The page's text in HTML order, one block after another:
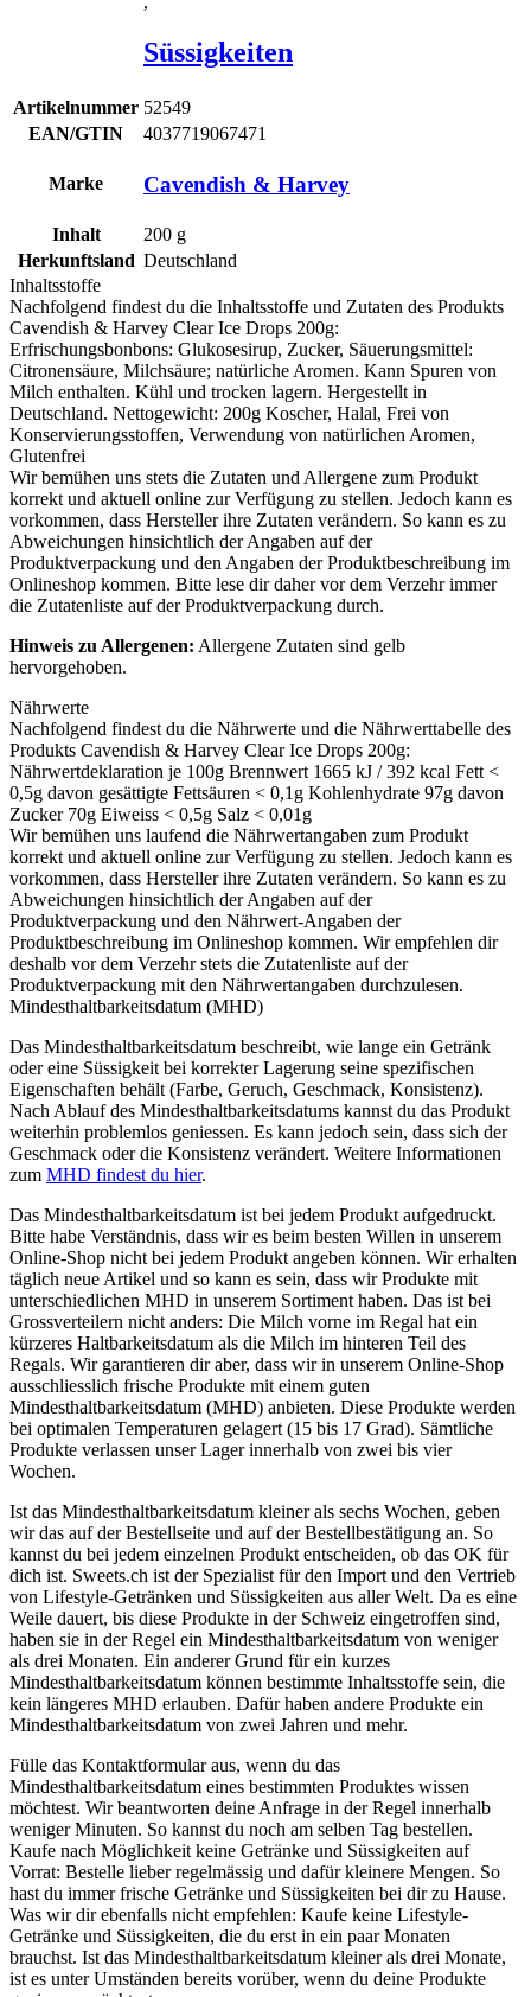
Süssigkeiten
Artikelnummer 52549
EAN/GTIN
4037719067471
Marke Cavendish & Harvey
Inhalt 200 g
Herkunftsland Deutschland
Inhaltsstoffe
Nachfolgend findest du die Inhaltsstoffe und Zutaten des Produkts
Cavendish & Harvey Clear Ice Drops 200g:
Erfrischungsbonbons: Glukosesirup, Zucker, Säuerungsmittel:
Citronensäure, Milchsäure; natürliche Aromen. Kann Spuren von
Milch enthalten. Kühl und trocken lagern. Hergestellt in
Deutschland. Nettogewicht: 200g Koscher, Halal, Frei von
Konservierungsstoffen, Verwendung von natürlichen Aromen,
Glutenfrei
Wir bemühen uns stets die Zutaten und Allergene zum Produkt
korrekt und aktuell online zur Verfügung zu stellen. Jedoch kann es
vorkommen, dass Hersteller ihre Zutaten verändern. So kann es zu
Abweichungen hinsichtlich der Angaben auf der
Produktverpackung und den Angaben der Produktbeschreibung im
Onlineshop kommen. Bitte lese dir daher vor dem Verzehr immer
die Zutatenliste auf der Produktverpackung durch.
Hinweis zu Allergenen: Allergene Zutaten sind gelb
hervorgehoben.
Nährwerte
Nachfolgend findest du die Nährwerte und die Nährwerttabelle des
Produkts Cavendish & Harvey Clear Ice Drops 200g:
Nährwertdeklaration je 100g Brennwert 1665 kJ / 392 kcal Fett <
0,5g davon gesättigte Fettsäuren < 0,1g Kohlenhydrate 97g davon
Zucker 70g Eiweiss < 0,5g Salz < 0,01g
Wir bemühen uns laufend die Nährwertangaben zum Produkt
korrekt und aktuell online zur Verfügung zu stellen. Jedoch kann es
vorkommen, dass Hersteller ihre Zutaten verändern. So kann es zu
Abweichungen hinsichtlich der Angaben auf der
Produktverpackung und den Nährwert-Angaben der
Produktbeschreibung im Onlineshop kommen. Wir empfehlen dir
deshalb vor dem Verzehr stets die Zutatenliste auf der
Produktverpackung mit den Nährwertangaben durchzulesen.
Mindesthaltbarkeitsdatum (MHD)
Das Mindesthaltbarkeitsdatum beschreibt, wie lange ein Getränk
oder eine Süssigkeit bei korrekter Lagerung seine spezifischen
Eigenschaften behält (Farbe, Geruch, Geschmack, Konsistenz).
Nach Ablauf des Mindesthaltbarkeitsdatums kannst du das Produkt
weiterhin problemlos geniessen. Es kann jedoch sein, dass sich der
Geschmack oder die Konsistenz verändert. Weitere Informationen
zum MHD findest du hier.
Das Mindesthaltbarkeitsdatum ist bei jedem Produkt aufgedruckt.
Bitte habe Verständnis, dass wir es beim besten Willen in unserem
Online-Shop nicht bei jedem Produkt angeben können. Wir erhalten
täglich neue Artikel und so kann es sein, dass wir Produkte mit
unterschiedlichen MHD in unserem Sortiment haben. Das ist bei
Grossverteilern nicht anders: Die Milch vorne im Regal hat ein
kürzeres Haltbarkeitsdatum als die Milch im hinteren Teil des
Regals. Wir garantieren dir aber, dass wir in unserem Online-Shop
ausschliesslich frische Produkte mit einem guten
Mindesthaltbarkeitsdatum (MHD) anbieten. Diese Produkte werden
bei optimalen Temperaturen gelagert (15 bis 17 Grad). Sämtliche
Produkte verlassen unser Lager innerhalb von zwei bis vier
Wochen.
Ist das Mindesthaltbarkeitsdatum kleiner als sechs Wochen, geben
wir das auf der Bestellseite und auf der Bestellbestätigung an. So
kannst du bei jedem einzelnen Produkt entscheiden, ob das OK für
dich ist. Sweets.ch ist der Spezialist für den Import und den Vertrieb
von Lifestyle-Getränken und Süssigkeiten aus aller Welt. Da es eine
Weile dauert, bis diese Produkte in der Schweiz eingetroffen sind,
haben sie in der Regel ein Mindesthaltbarkeitsdatum von weniger
als drei Monaten. Ein anderer Grund für ein kurzes
Mindesthaltbarkeitsdatum können bestimmte Inhaltsstoffe sein, die
kein längeres MHD erlauben. Dafür haben andere Produkte ein
Mindesthaltbarkeitsdatum von zwei Jahren und mehr.
Fülle das Kontaktformular aus, wenn du das
Mindesthaltbarkeitsdatum eines bestimmten Produktes wissen
möchtest. Wir beantworten deine Anfrage in der Regel innerhalb
weniger Minuten. So kannst du noch am selben Tag bestellen.
Kaufe nach Möglichkeit keine Getränke und Süssigkeiten auf
Vorrat: Bestelle lieber regelmässig und dafür kleinere Mengen. So
hast du immer frische Getränke und Süssigkeiten bei dir zu Hause.
Was wir dir ebenfalls nicht empfehlen: Kaufe keine Lifestyle-
Getränke und Süssigkeiten, die du erst in ein paar Monaten
brauchst. Ist das Mindesthaltbarkeitsdatum kleiner als drei Monate,
ist es unter Umständen bereits vorüber, wenn du deine Produkte